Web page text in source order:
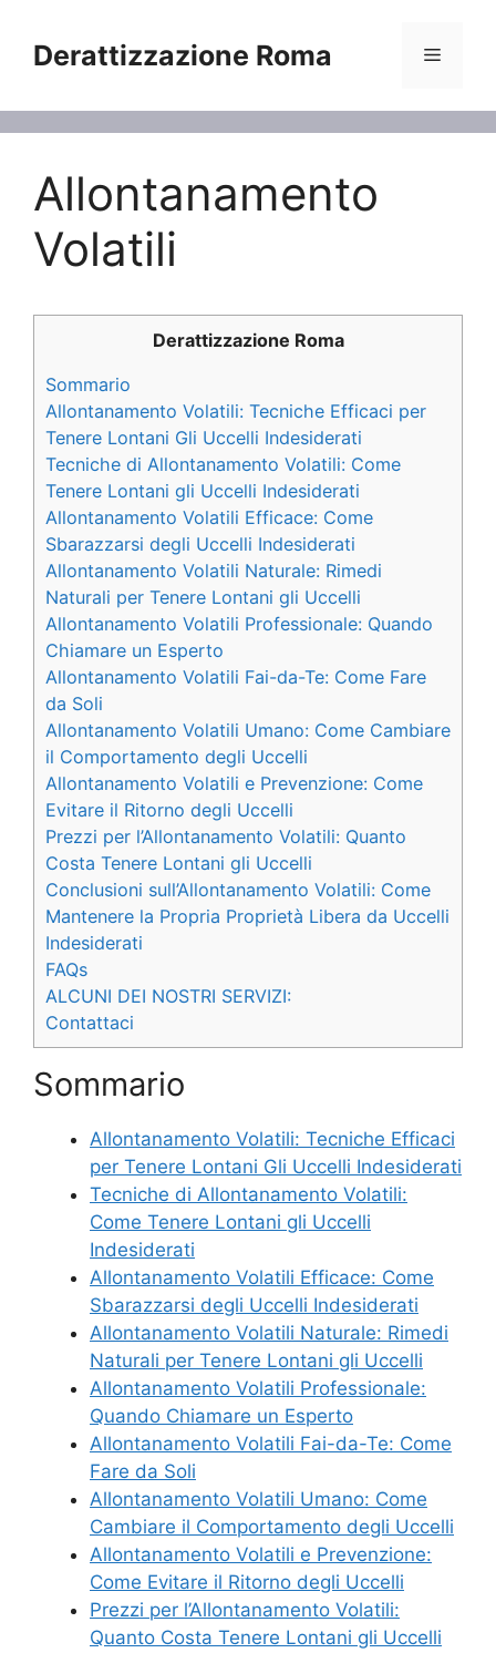
contenuto
Derattizzazione Roma Menu
Allontanamento
Volatili
Derattizzazione Roma
Sommario
Allontanamento Volatili: Tecniche Efficaci per
Tenere Lontani Gli Uccelli Indesiderati
Tecniche di Allontanamento Volatili: Come
Tenere Lontani gli Uccelli Indesiderati
Allontanamento Volatili Efficace: Come
Sbarazzarsi degli Uccelli Indesiderati
Allontanamento Volatili Naturale: Rimedi
Naturali per Tenere Lontani gli Uccelli
Allontanamento Volatili Professionale: Quando
Chiamare un Esperto
Allontanamento Volatili Fai-da-Te: Come Fare
da Soli
Allontanamento Volatili Umano: Come Cambiare
il Comportamento degli Uccelli
Allontanamento Volatili e Prevenzione: Come
Evitare il Ritorno degli Uccelli
Prezzi per l’Allontanamento Volatili: Quanto
Costa Tenere Lontani gli Uccelli
Conclusioni sull’Allontanamento Volatili: Come
Mantenere la Propria Proprietà Libera da Uccelli
Indesiderati
FAQs
ALCUNI DEI NOSTRI SERVIZI:
Contattaci
Sommario
Allontanamento Volatili: Tecniche Efficaci
per Tenere Lontani Gli Uccelli Indesiderati
Tecniche di Allontanamento Volatili:
Come Tenere Lontani gli Uccelli
Indesiderati
Allontanamento Volatili Efficace: Come
Sbarazzarsi degli Uccelli Indesiderati
Allontanamento Volatili Naturale: Rimedi
Naturali per Tenere Lontani gli Uccelli
Allontanamento Volatili Professionale:
Quando Chiamare un Esperto
Allontanamento Volatili Fai-da-Te: Come
Fare da Soli
Allontanamento Volatili Umano: Come
Cambiare il Comportamento degli Uccelli
Allontanamento Volatili e Prevenzione:
Come Evitare il Ritorno degli Uccelli
Prezzi per l’Allontanamento Volatili:
Quanto Costa Tenere Lontani gli Uccelli